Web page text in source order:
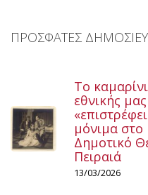
ΠΡΟΣΦΑΤΕΣ
Το
εθνικής
μόνιμα στο
Δημοτικό
Πειραιά
13/03/2026